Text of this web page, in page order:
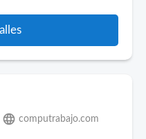
language computrabajo.com